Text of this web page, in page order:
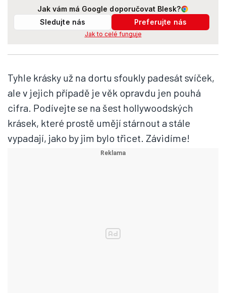
Jak vám má Google doporučovat Blesk?
Sledujte nás
Preferujte nás
Jak to celé funguje
Tyhle krásky už na dortu sfoukly padesát svíček,
ale v jejich případě je věk opravdu jen pouhá
cifra. Podívejte se na šest hollywoodských
krásek, které prostě umějí stárnout a stále
vypadají, jako by jim bylo třicet. Závidíme!